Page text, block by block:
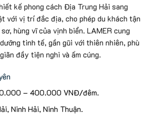
kế phong cách Địa Trung Hải sang
với vị trí đắc địa, cho phép du khách tận
hùng vĩ của vịnh biển. LAMER cung
tinh tế, gần gũi với thiên nhiên, phù
đầy tiện nghi và ấm cúng.
– 400.000 VNĐ/đêm.
Ninh Hải, Ninh Thuận.